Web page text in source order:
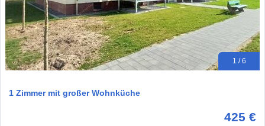
1 / 6
1 Zimmer mit großer Wohnküche
425 €